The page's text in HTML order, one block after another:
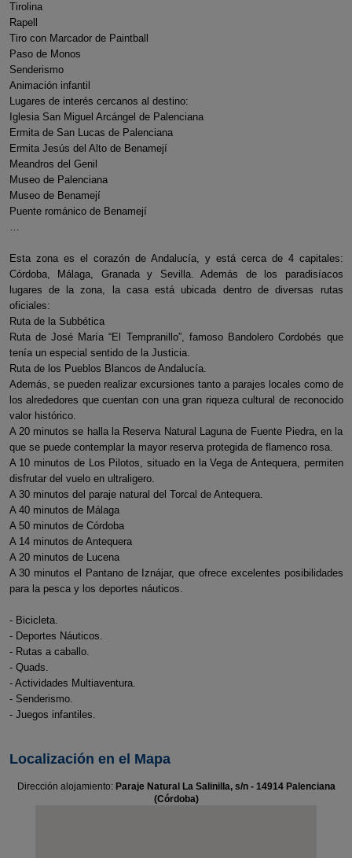
Tirolina
Rapell
Tiro con Marcador de Paintball
Paso de Monos
Senderismo
Animación infantil
Lugares de interés cercanos al destino:
Iglesia San Miguel Arcángel de Palenciana
Ermita de San Lucas de Palenciana
Ermita Jesús del Alto de Benamejí
Meandros del Genil
Museo de Palenciana
Museo de Benamejí
Puente románico de Benamejí
…
Esta zona es el corazón de Andalucía, y está cerca de 4 capitales:
Córdoba, Málaga, Granada y Sevilla. Además de los paradisíacos
lugares de la zona, la casa está ubicada dentro de diversas rutas
oficiales:
Ruta de la Subbética
Ruta de José María “El Tempranillo”, famoso Bandolero Cordobés que
tenía un especial sentido de la Justicia.
Ruta de los Pueblos Blancos de Andalucía.
Además, se pueden realizar excursiones tanto a parajes locales como de
los alrededores que cuentan con una gran riqueza cultural de reconocido
valor histórico.
A 20 minutos se halla la Reserva Natural Laguna de Fuente Piedra, en la
que se puede contemplar la mayor reserva protegida de flamenco rosa.
A 10 minutos de Los Pilotos, situado en la Vega de Antequera, permiten
disfrutar del vuelo en ultraligero.
A 30 minutos del paraje natural del Torcal de Antequera.
A 40 minutos de Málaga
A 50 minutos de Córdoba
A 14 minutos de Antequera
A 20 minutos de Lucena
A 30 minutos el Pantano de Iznájar, que ofrece excelentes posibilidades
para la pesca y los deportes náuticos.
- Bicicleta.
- Deportes Náuticos.
- Rutas a caballo.
- Quads.
- Actividades Multiaventura.
- Senderismo.
- Juegos infantiles.
Localización en el Mapa
Dirección alojamiento: Paraje Natural La Salinilla, s/n - 14914 Palenciana
(Córdoba)